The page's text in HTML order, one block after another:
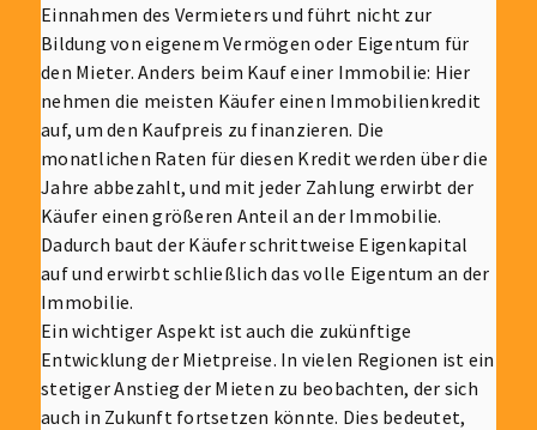
Einnahmen des Vermieters und führt nicht zur
Bildung von eigenem Vermögen oder Eigentum für
den Mieter. Anders beim Kauf einer Immobilie: Hier
nehmen die meisten Käufer einen Immobilienkredit
auf, um den Kaufpreis zu finanzieren. Die
monatlichen Raten für diesen Kredit werden über die
Jahre abbezahlt, und mit jeder Zahlung erwirbt der
Käufer einen größeren Anteil an der Immobilie.
Dadurch baut der Käufer schrittweise Eigenkapital
auf und erwirbt schließlich das volle Eigentum an der
Immobilie.
Ein wichtiger Aspekt ist auch die zukünftige
Entwicklung der Mietpreise. In vielen Regionen ist ein
stetiger Anstieg der Mieten zu beobachten, der sich
auch in Zukunft fortsetzen könnte. Dies bedeutet,